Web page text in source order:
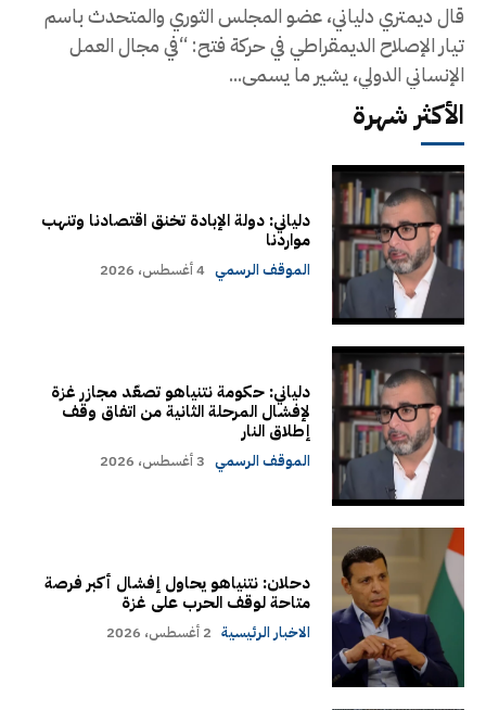
قال ديمتري دلياني، عضو المجلس الثوري والمتحدث باسم
تيار الإصلاح الديمقراطي في حركة فتح: “في مجال العمل
الإنساني الدولي، يشير ما يسمى...
الأكثر شهرة
دلياني: دولة الإبادة تخنق اقتصادنا وتنهب
مواردنا
الموقف الرسمي 4 أغسطس، 2026
دلياني: حكومة نتنياهو تصعّد مجازر غزة
لإفشال المرحلة الثانية من اتفاق وقف
إطلاق النار
الموقف الرسمي 3 أغسطس، 2026
دحلان: نتنياهو يحاول إفشال أكبر فرصة
متاحة لوقف الحرب على غزة
الاخبار الرئيسية 2 أغسطس، 2026